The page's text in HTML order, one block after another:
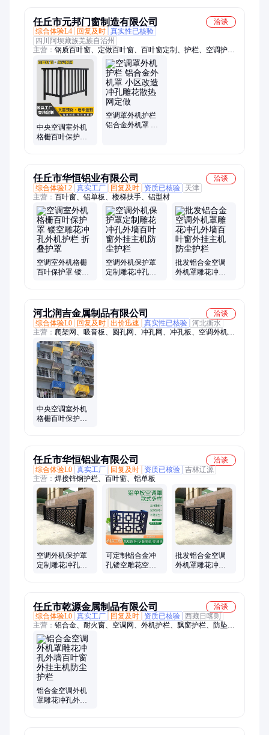
任丘市元邦门窗制造有限公司
洽谈
综合体验L4
回复及时 真实性已核验
四川阿坝藏族羌族自治州
主营： 钢质百叶窗、定做百叶窗、百叶窗定制、护栏、空调护
栏、阳台护栏、连廊护栏、锌钢护栏、铝合金护栏、锌钢百叶
窗、遮光百叶窗、排风口百叶窗、铝合金百叶窗、铝单板、铝合
金格栅、锌钢格栅、焊接格栅、楼梯扶手、防火窗、手动百叶
窗、电动百叶窗、不锈钢百叶窗、空调百叶窗
中央空调室外机
格栅百叶保护罩
空调罩外机护栏
铝合金外机罩 小
任丘市华恒铝业有限公司
洽谈
综合体验L2 真实工厂 回复及时 资质已核验
天津
主营： 百叶窗、铝单板、楼梯扶手、铝型材
空调室外机格栅
百叶保护罩 镂空
空调外机保护罩
定制雕花冲孔外
批发铝合金空调
外机罩雕花冲孔
河北润吉金属制品有限公司
洽谈
综合体验L0
回复及时 出价迅速 真实性已核验 河北衡水
主营： 爬架网、吸音板、圆孔网、冲孔网、冲孔板、空调外机、
防滑板、镀铝锌、山水画、穿孔板、圆孔板、镀锌压、彩钢板、
打孔板、声屏障、彩钢压、不锈钢板、厂房吊顶、金属建材、铝
板幕墙、穿孔底板、装饰网板、金属尖劈、门头广告、幕墙镂空
中央空调室外机
格栅百叶保护罩
任丘市华恒铝业有限公司
洽谈
综合体验L0 真实工厂 回复及时 资质已核验 吉林辽源
主营： 焊接锌钢护栏、百叶窗、铝单板
空调外机保护罩
定制雕花冲孔外
可定制铝合金冲
孔镂空雕花空调
批发铝合金空调
外机罩雕花冲孔
任丘市乾源金属制品有限公司
洽谈
综合体验L0 真实工厂 回复及时 资质已核验 西藏日喀则
主营： 铝合金、耐火窗、空调网、外机护栏、飘窗护栏、防坠护
栏、锌钢护栏、防尘护栏、防火窗、通风栏杆、乾源门窗、铝板
保温、围墙围栏、防火门窗、户外栏杆、隔热窗户、空调栏杆、
阳台栏杆、外墙铝板、铁艺栏杆、散热窗户、防尘窗户、定制机
房、玻璃栏杆、镀锌栏杆
铝合金空调外机
罩雕花冲孔外墙